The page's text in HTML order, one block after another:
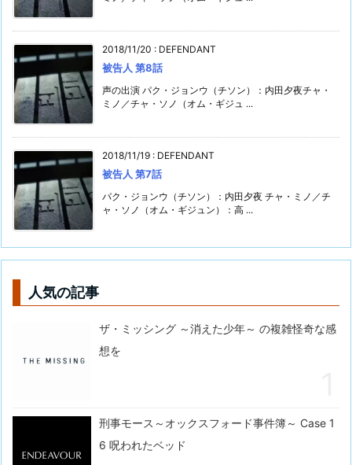
2018/11/20 : DEFENDANT
被告人 第8話
声の出演 パク・ジョンウ（チソン）：内田夕夜チャ・
ミノ／チャ・ソノ（オム・ギジュ ...
2018/11/19 : DEFENDANT
被告人 第7話
パク・ジョンウ（チソン）：内田夕夜 チャ・ミノ／チ
ャ・ソノ（オム・ギジュン）：高 ...
人気の記事
ザ・ミッシング ～消えた少年～ の複雑怪奇な感
想を
刑事モース～オックスフォード事件簿～ Case 1
6 呪われたベッド